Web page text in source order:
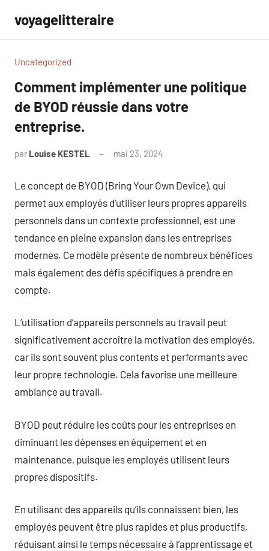
contenu
voyagelitteraire
Uncategorized
Comment implémenter une politique
de BYOD réussie dans votre
entreprise.
par Louise KESTEL mai 23, 2024
Le concept de BYOD (Bring Your Own Device), qui
permet aux employés d’utiliser leurs propres appareils
personnels dans un contexte professionnel, est une
tendance en pleine expansion dans les entreprises
modernes. Ce modèle présente de nombreux bénéfices
mais également des défis spécifiques à prendre en
compte.
L’utilisation d’appareils personnels au travail peut
significativement accroître la motivation des employés,
car ils sont souvent plus contents et performants avec
leur propre technologie. Cela favorise une meilleure
ambiance au travail.
BYOD peut réduire les coûts pour les entreprises en
diminuant les dépenses en équipement et en
maintenance, puisque les employés utilisent leurs
propres dispositifs.
En utilisant des appareils qu’ils connaissent bien, les
employés peuvent être plus rapides et plus productifs,
réduisant ainsi le temps nécessaire à l’apprentissage et